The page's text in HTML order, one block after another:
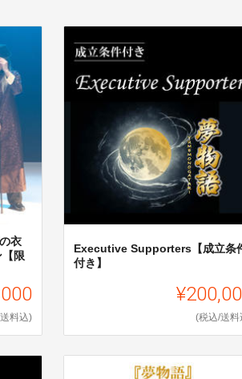
衣
限
料込)
Executive Supporters【成立条
付き】
(税込/送料